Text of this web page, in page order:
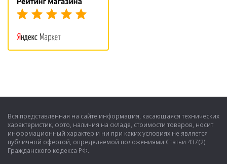
Вся представленная на сайте информация, касающаяся технических
характеристик, фото, наличия на складе, стоимости товаров, носит
информационный характер и ни при каких условиях не является
публичной офертой, определяемой положениями Статьи 437(2)
Гражданского кодекса РФ.